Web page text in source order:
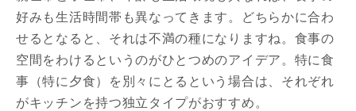
好みも生活時間帯も異なってきます。どちらかに合わ
せるとなると、それは不満の種になりますね。食事の
空間をわけるというのがひとつめのアイデア。特に食
事（特に夕食）を別々にとるという場合は、それぞれ
がキッチンを持つ独立タイプがおすすめ。